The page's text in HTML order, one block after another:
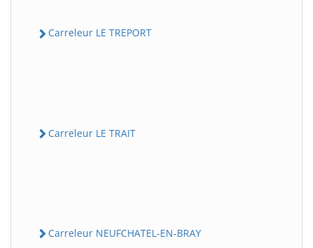
Carreleur LE TREPORT
Carreleur LE TRAIT
Carreleur NEUFCHATEL-EN-BRAY